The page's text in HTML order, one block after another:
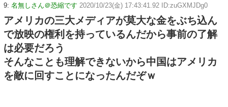
9: 名無しさん＠恐縮です 2020/10/23(金) 17:43:41.92 ID:zuGXMJDg0
アメリカの三大メディアが莫大な金をぶち込ん
で放映の権利を持っているんだから事前の了解
は必要だろう
そんなことも理解できないから中国はアメリカ
を敵に回すことになったんだぞｗ